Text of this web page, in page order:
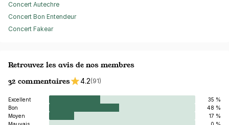
Concert Autechre
Concert Bon Entendeur
Concert Fakear
Retrouvez les avis de nos membres
32 commentaires
4.2(91)
Excellent
35 %
Bon
48 %
Moyen
17 %